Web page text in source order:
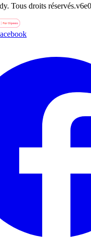
Tous droits réservés.v